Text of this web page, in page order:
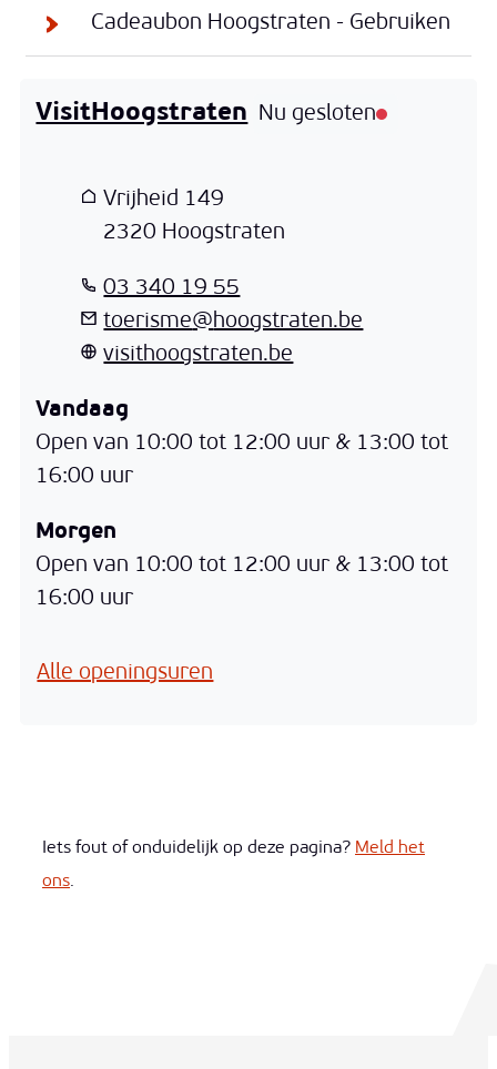
Cadeaubon Hoogstraten - Gebruiken
VisitHoogstraten Nu gesloten
Adres Vrijheid 149
,2320 Hoogstraten
03 340 19 55
E-mailtoerisme@hoogstraten.be
Websitevisithoogstraten.be
Vandaag
Open van 10:00 tot 12:00 uur & 13:00 tot
16:00 uur
Morgen
Open van 10:00 tot 12:00 uur & 13:00 tot
16:00 uur
Alle openingsuren
Iets fout of onduidelijk op deze pagina? Meld het
ons.